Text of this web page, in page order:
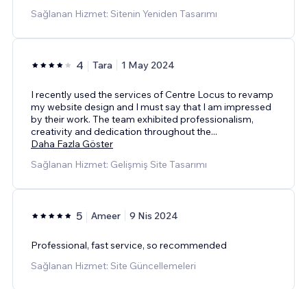
Sağlanan Hizmet: Sitenin Yeniden Tasarımı
4 Tara 1 May 2024
I recently used the services of Centre Locus to revamp
my website design and I must say that I am impressed
by their work. The team exhibited professionalism,
creativity and dedication throughout the...
Daha Fazla Göster
Sağlanan Hizmet: Gelişmiş Site Tasarımı
5 Ameer 9 Nis 2024
Professional, fast service, so recommended
Sağlanan Hizmet: Site Güncellemeleri